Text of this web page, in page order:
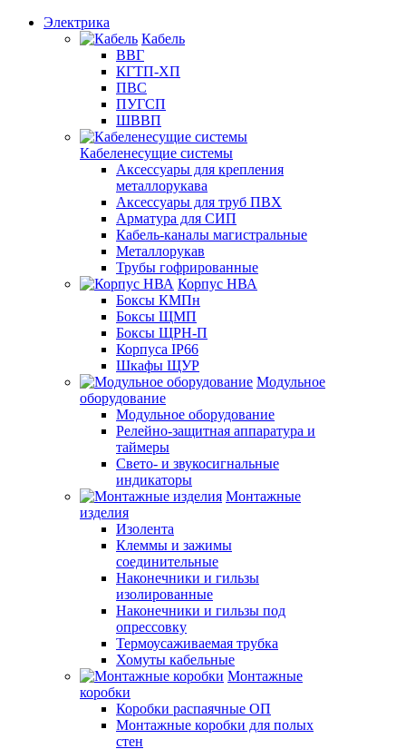
Электрика
Кабель
ВВГ
КГТП-ХП
ПВС
ПУГСП
ШВВП
Кабеленесущие системы
Аксессуары для крепления
металлорукава
Аксессуары для труб ПВХ
Арматура для СИП
Кабель-каналы магистральные
Металлорукав
Трубы гофрированные
Корпус НВА
Боксы КМПн
Боксы ЩМП
Боксы ЩРН-П
Корпуса IP66
Шкафы ЩУР
Модульное
оборудование
Модульное оборудование
Релейно-защитная аппаратура и
таймеры
Свето- и звукосигнальные
индикаторы
Монтажные
изделия
Изолента
Клеммы и зажимы
соединительные
Наконечники и гильзы
изолированные
Наконечники и гильзы под
опрессовку
Термоусаживаемая трубка
Хомуты кабельные
Монтажные
коробки
Коробки распаячные ОП
Монтажные коробки для полых
стен